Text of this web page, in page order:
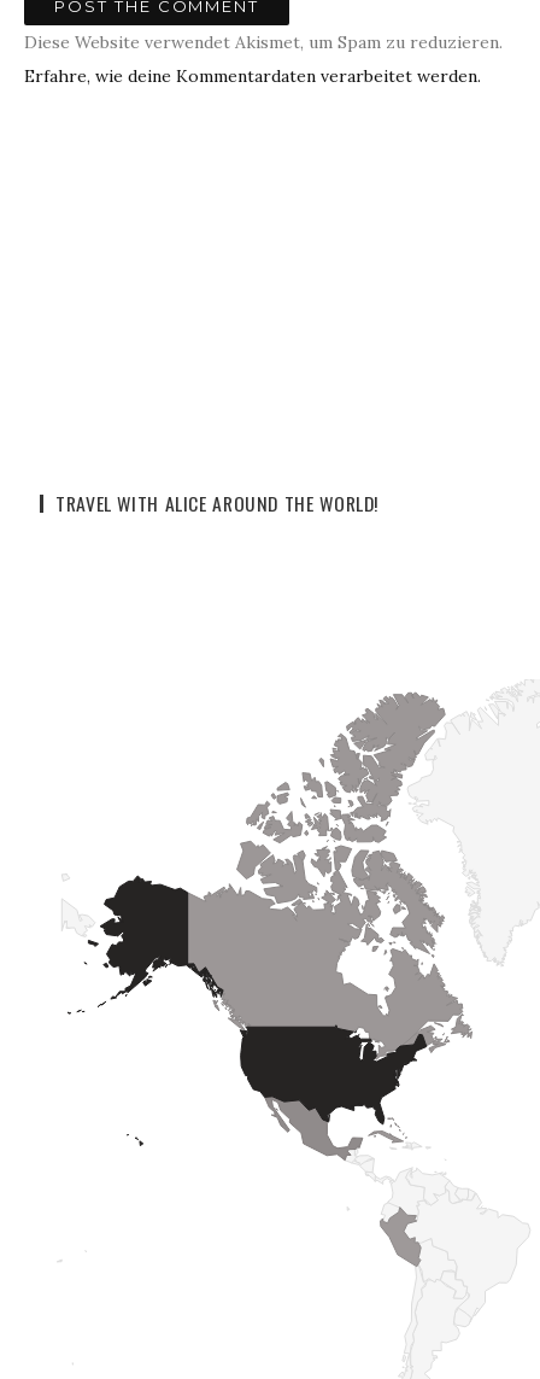
Diese Website verwendet Akismet, um Spam zu reduzieren.
Erfahre, wie deine Kommentardaten verarbeitet werden.
TRAVEL WITH ALICE AROUND THE WORLD!